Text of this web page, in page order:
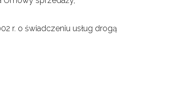
r. o świadczeniu usług drogą